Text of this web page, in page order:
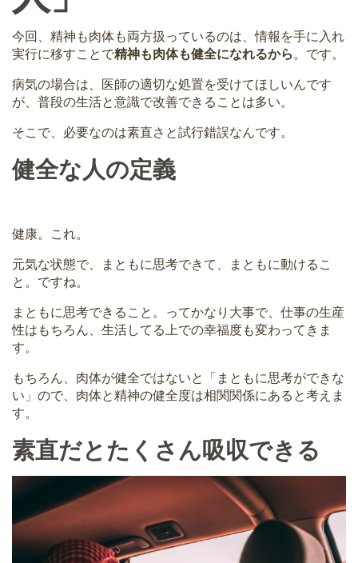
今回、精神も肉体も両方扱っているのは、情報を手に入れ
実行に移すことで精神も肉体も健全になれるから。です。
病気の場合は、医師の適切な処置を受けてほしいんです
が、普段の生活と意識で改善できることは多い。
そこで、必要なのは素直さと試行錯誤なんです。
健全な人の定義
健康。これ。
元気な状態で、まともに思考できて、まともに動けるこ
と。ですね。
まともに思考できること。ってかなり大事で、仕事の生産
性はもちろん、生活してる上での幸福度も変わってきま
す。
もちろん、肉体が健全ではないと「まともに思考ができな
い」ので、肉体と精神の健全度は相関関係にあると考えま
す。
素直だとたくさん吸収できる